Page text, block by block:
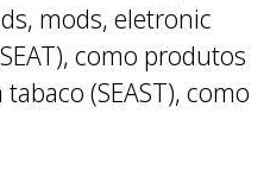
mods, eletronic
como produtos
(SEAST), como